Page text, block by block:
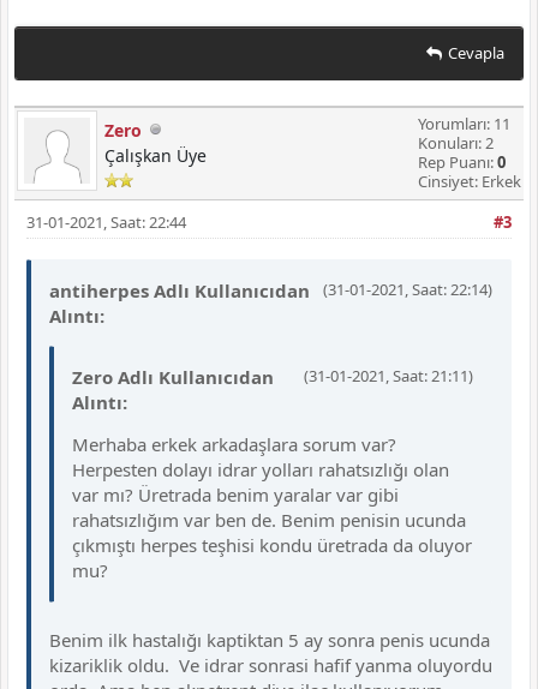
Cevapla
Zero
Çalışkan Üye
Yorumları: 11
Konuları: 2
Rep Puanı:0
Cinsiyet: Erkek
#3
31-01-2021, Saat: 22:44
(31-01-2021, Saat: 22:14)
antiherpes Adlı Kullanıcıdan
Alıntı:
(31-01-2021, Saat: 21:11)
Zero Adlı Kullanıcıdan
Alıntı:
Merhaba erkek arkadaşlara sorum var?
Herpesten dolayı idrar yolları rahatsızlığı olan
var mı? Üretrada benim yaralar var gibi
rahatsızlığım var ben de. Benim penisin ucunda
çıkmıştı herpes teşhisi kondu üretrada da oluyor
mu?
Benim ilk hastalığı kaptiktan 5 ay sonra penis ucunda
kizariklik oldu. Ve idrar sonrasi hafif yanma oluyordu